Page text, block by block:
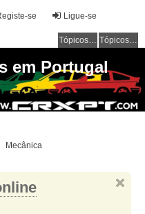
Ligue-se
se
Tópicos sem resposta Tópicos ativos
em Portugal
Mecânica